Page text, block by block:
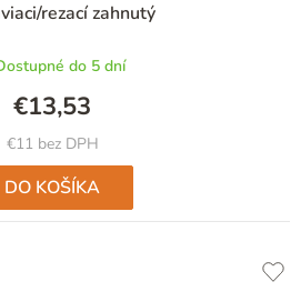
rezací zahnutý
do 5 dní
€11 bez DPH
€13,53
DO KOŠÍKA